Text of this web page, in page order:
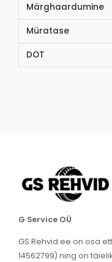
Märghaardumine
Müratase
DOT
G Service OÜ
GS Rehvid.ee on osa
14562799) ning on